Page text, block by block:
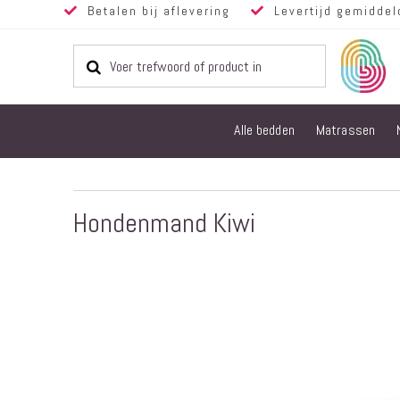
Betalen bij aflevering Levertijd
Alle bedden Matrassen
Hondenmand Kiwi